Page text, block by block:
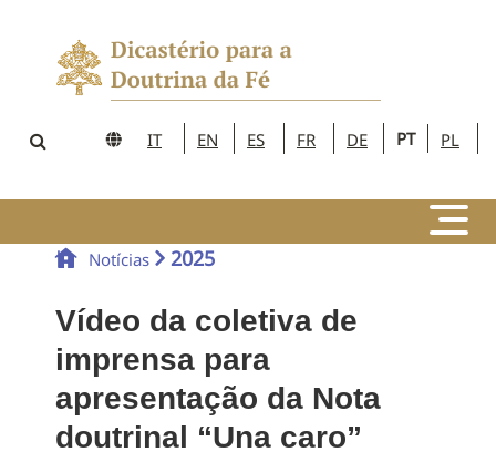
IT EN ES FR DE PT PL
Notícias 2025
Vídeo da coletiva de
imprensa para
apresentação da Nota
doutrinal “Una caro”